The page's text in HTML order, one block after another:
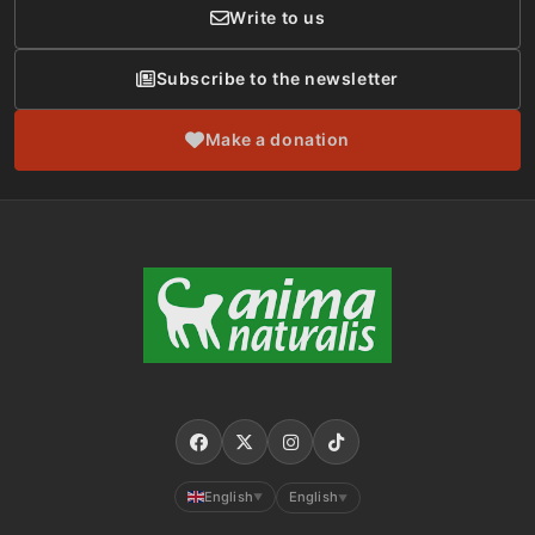
Write to us
Subscribe to the newsletter
Make a donation
English ▼ English ▼